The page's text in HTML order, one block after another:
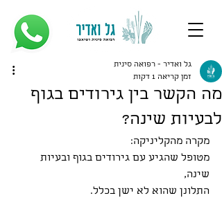
מה הקשר בין גירודים בגוף
לבעיות שינה?
גל ואדיר - רפואה סינית
זמן קריאה 1 דקות
מקרה מהקליניקה:
מטופל שהגיע עם גירודים בגוף ובעיות
שינה,
התלונן שהוא לא ישן בכלל.